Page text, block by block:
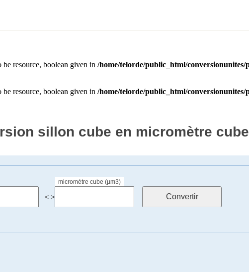
sillon cube en micromètre cube
< >
micromètre cube (µm3)